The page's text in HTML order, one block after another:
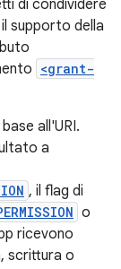
di condividere
supporto della
<grant-
all'URI.
a
, il flag di
o
ricevono
scrittura o